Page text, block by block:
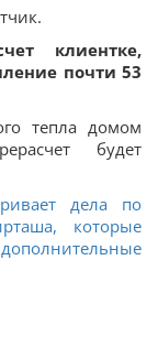
клиентке,
почти 53
тепла домом
будет
дела по
которые